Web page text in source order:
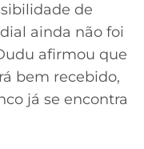
de
ainda não foi
afirmou que
bem recebido,
já se encontra